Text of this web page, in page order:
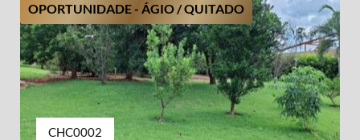
OPORTUNIDADE - ÁGIO / QUITADO
CHC0002